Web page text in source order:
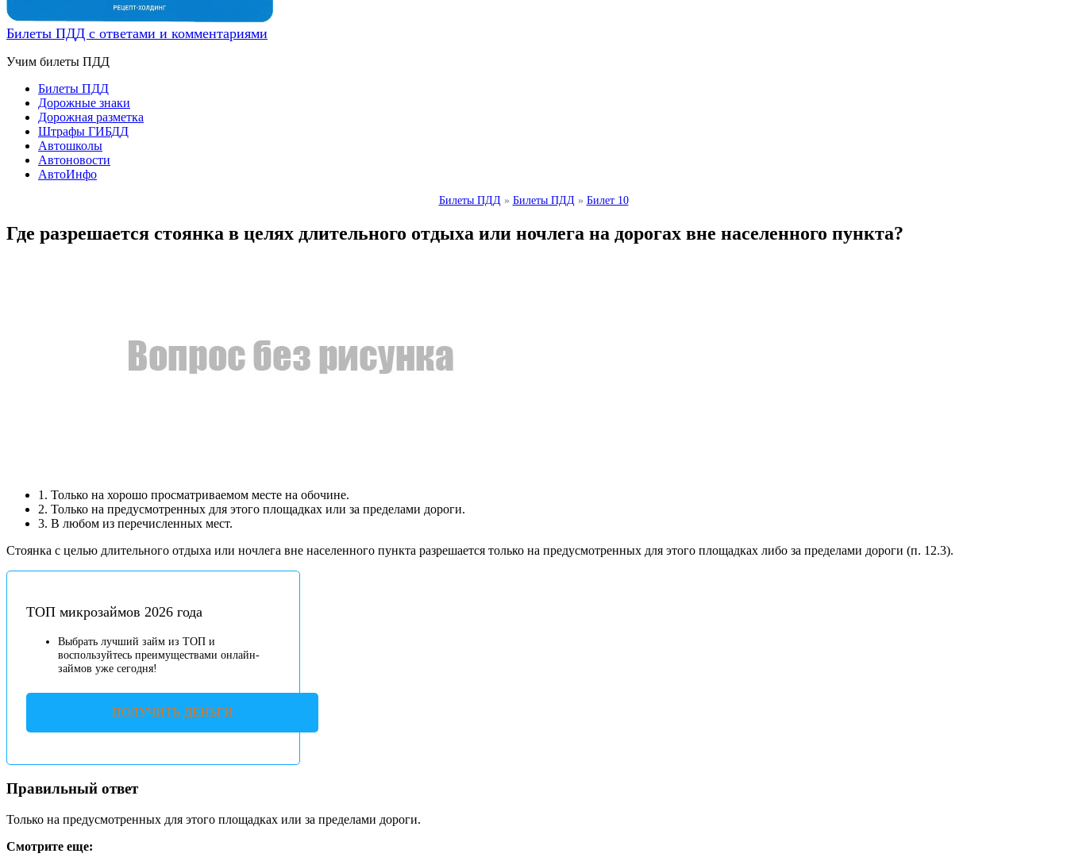
Билеты ПДД с ответами и комментариями
Учим билеты ПДД
Билеты ПДД
Дорожные знаки
Дорожная разметка
Штрафы ГИБДД
Автошколы
Автоновости
АвтоИнфо
Билеты ПДД » Билеты ПДД » Билет 10
Где разрешается стоянка в целях длительного отдыха или ночлега на дорогах вне населенного пункта?
1. Только на хорошо просматриваемом месте на обочине.
2. Только на предусмотренных для этого площадках или за пределами дороги.
3. В любом из перечисленных мест.
Стоянка с целью длительного отдыха или ночлега вне населенного пункта разрешается только на предусмотренных для этого площадках либо за пределами дороги (п. 12.3).
ТОП микрозаймов 2026 года
Выбрать лучший займ из ТОП и
воспользуйтесь преимуществами онлайн-
займов уже сегодня!
ПОЛУЧИТЬ ДЕНЬГИ
Правильный ответ
Только на предусмотренных для этого площадках или за пределами дороги.
Смотрите еще: